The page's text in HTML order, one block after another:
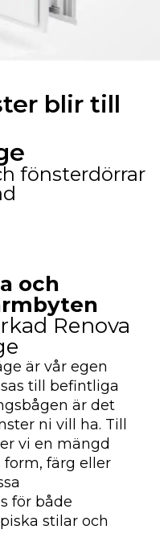
blir till
fönsterdörrar
och
Renova
är vår egen
till befintliga
är det
ni vill ha. Till
vi en mängd
färg eller
för både
stilar och